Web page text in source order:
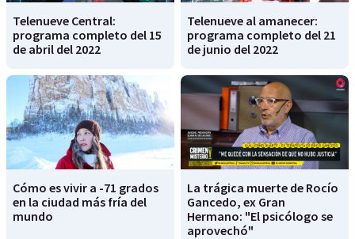
Telenueve Central:
programa completo del 15
de abril del 2022
Telenueve al amanecer:
programa completo del 21
de junio del 2022
Cómo es vivir a -71 grados
en la ciudad más fría del
mundo
La trágica muerte de Rocío
Gancedo, ex Gran
Hermano: "El psicólogo se
aprovechó"